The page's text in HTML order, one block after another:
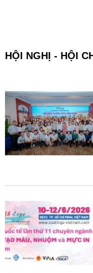
HỘI NGHỊ - HỘI